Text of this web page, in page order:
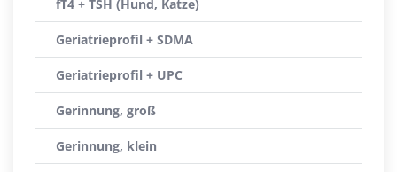
fT4 + TSH (Hund, Katze)
Geriatrieprofil + SDMA
Geriatrieprofil + UPC
Gerinnung, groß
Gerinnung, klein